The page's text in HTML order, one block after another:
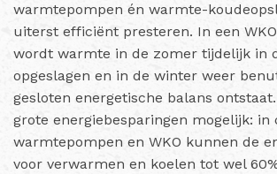
warmtepompen én warmte-
uiterst efficiënt presteren. In een
wordt warmte in de zomer tijdelijk in
opgeslagen en in de winter weer
gesloten energetische balans
grote energiebesparingen mogelijk:
warmtepompen en WKO kunnen de
voor verwarmen en koelen tot wel